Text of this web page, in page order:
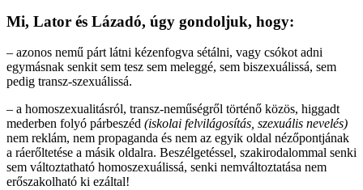
Mi, Lator és Lázadó, úgy gondoljuk, hogy:
– azonos nemű párt látni kézenfogva sétálni, vagy csókot adni
egymásnak senkit sem tesz sem meleggé, sem biszexuálissá, sem
pedig transz-szexuálissá.
– a homoszexualitásról, transz-neműségről történő közös, higgadt
mederben folyó párbeszéd (iskolai felvilágosítás, szexuális nevelés)
nem reklám, nem propaganda és nem az egyik oldal nézőpontjának
a ráerőltetése a másik oldalra. Beszélgetéssel, szakirodalommal senki
sem változtatható homoszexuálissá, senki nemváltoztatása nem
erőszakolható ki ezáltal!